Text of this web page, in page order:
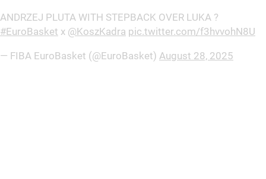
ANDRZEJ PLUTA WITH STEPBACK OVER LUKA ?
#EuroBasket x @KoszKadra pic.twitter.com/f3hvvohN8U
— FIBA EuroBasket (@EuroBasket) August 28, 2025